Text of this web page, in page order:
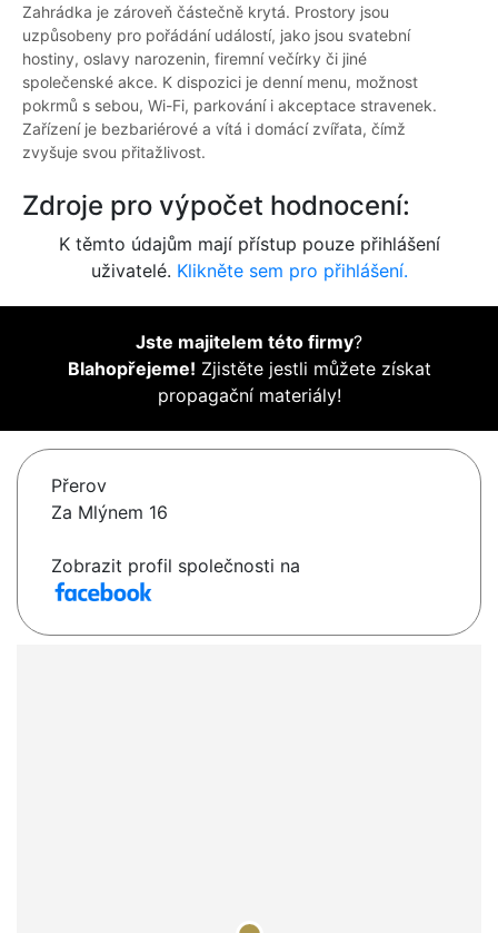
Zahrádka je zároveň částečně krytá. Prostory jsou
uzpůsobeny pro pořádání událostí, jako jsou svatební
hostiny, oslavy narozenin, firemní večírky či jiné
společenské akce. K dispozici je denní menu, možnost
pokrmů s sebou, Wi-Fi, parkování i akceptace stravenek.
Zařízení je bezbariérové a vítá i domácí zvířata, čímž
zvyšuje svou přitažlivost.
Zdroje pro výpočet hodnocení:
K těmto údajům mají přístup pouze přihlášení
uživatelé. Klikněte sem pro přihlášení.
Jste majitelem této firmy?
Blahopřejeme! Zjistěte jestli můžete získat
propagační materiály!
Přerov
Za Mlýnem 16
Zobrazit profil společnosti na